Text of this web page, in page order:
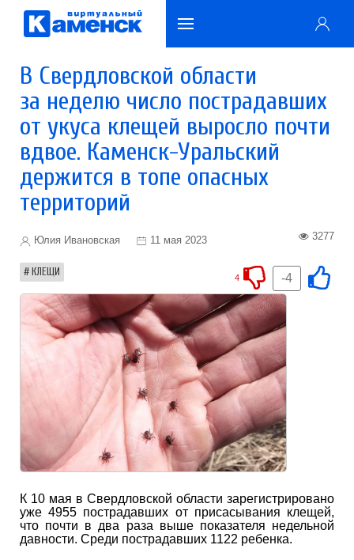
В Свердловской области
за неделю число пострадавших
от укуса клещей выросло почти
вдвое. Каменск-Уральский
держится в топе опасных
территорий
Юлия Ивановская 11 мая 2023 3277
КЛЕЩИ -4
4
К 10 мая в Свердловской области зарегистрировано
уже 4955 пострадавших от присасывания клещей,
что почти в два раза выше показателя недельной
давности. Среди пострадавших 1122 ребенка.